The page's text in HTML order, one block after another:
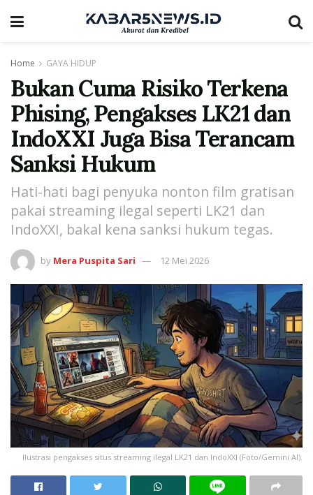
Home GAYA HIDUP
Bukan Cuma Risiko Terkena
Phising, Pengakses LK21 dan
IndoXXI Juga Bisa Terancam
Sanksi Hukum
Hati-hati bagi penyuka nonton film gratisan
pakai streaming ilegal seperti LK21 dan
IndoXXI, bakal kena sanksi hukum tegas.
by Mera Puspita Sari 12 Mei 2026
Ilustrasi pengakses situs streaming ilegal LK21 dan IndoXXI (Foto/Gemini AI).